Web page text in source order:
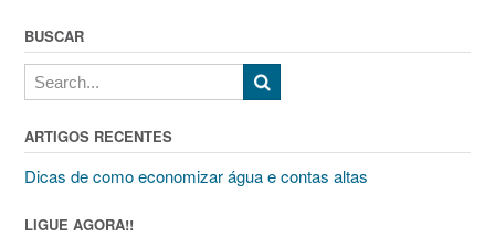
BUSCAR
ARTIGOS RECENTES
Dicas de como economizar água e contas altas
LIGUE AGORA!!